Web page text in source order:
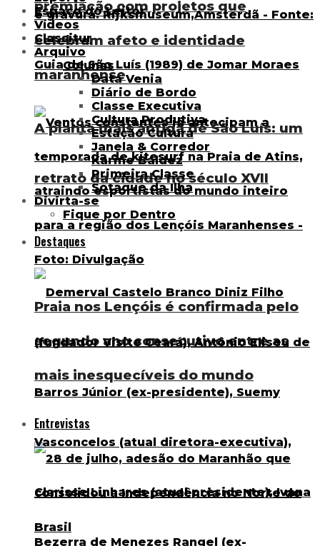
premiação com projetos que
celebram afeto e identidade
maranhense
Praia nos Lençóis é confirmada pelo
segundo ano consecutivo entre as
mais inesquecíveis do mundo
Entrevistas
A planta mais antiga de São Luís: um
retrato da cidade no século XVII
Destaques
Espaço do Leitor
Vídeos
Classitur
Arquivo
Colunas
Data Venia
Diário de Bordo
Classe Executiva
Cultura Produtiva
Estação Cultura
Janela & Corredor
Karine Baldez
Primeira Classe
Sotaque da Ilha
Divirta-se
Fique por Dentro